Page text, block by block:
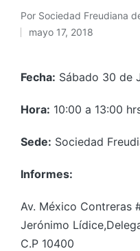
Publicado
por
Por Sociedad Freudiana
mayo 17, 2018
Fecha: Sábado 30 de
Hora: 10:00 a 13:00
Sede: Sociedad
Informes:
Av. México Contreras
Jerónimo
C.P 10400